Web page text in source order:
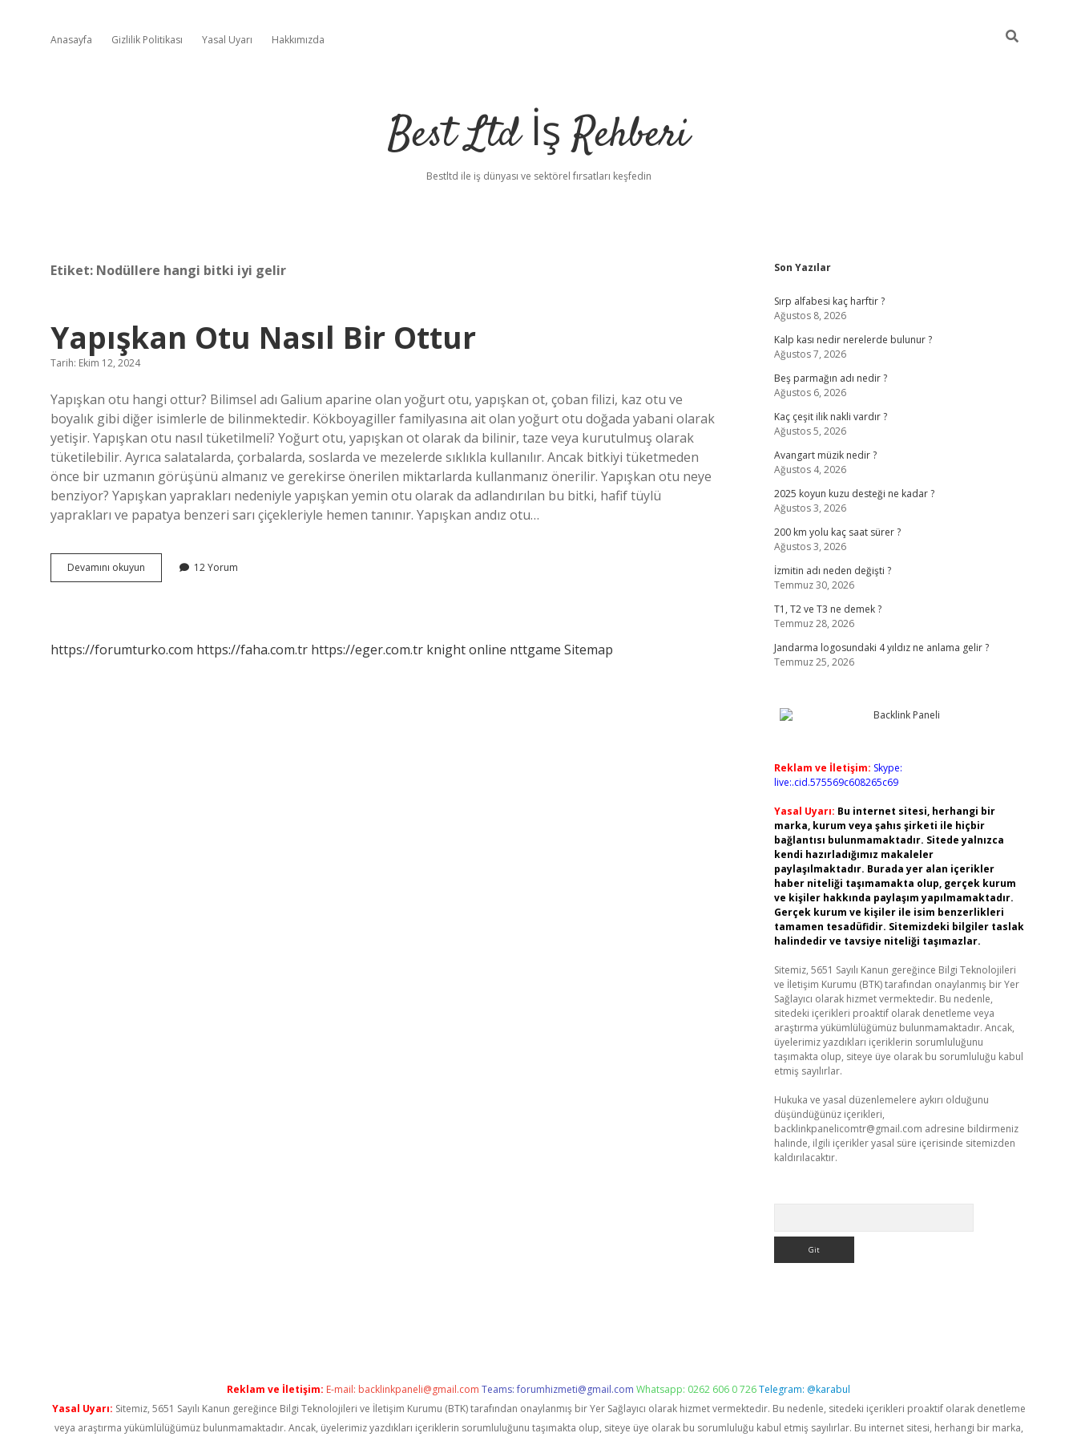
Anasayfa Gizlilik Politikası Yasal Uyarı Hakkımızda
Best Ltd İş Rehberi
Bestltd ile iş dünyası ve sektörel fırsatları keşfedin
Etiket: Nodüllere hangi bitki iyi gelir
Yapışkan Otu Nasıl Bir Ottur
Tarih: Ekim 12, 2024
Yapışkan otu hangi ottur? Bilimsel adı Galium aparine olan yoğurt otu, yapışkan ot, çoban filizi, kaz otu ve
boyalık gibi diğer isimlerle de bilinmektedir. Kökboyagiller familyasına ait olan yoğurt otu doğada yabani olarak
yetişir. Yapışkan otu nasıl tüketilmeli? Yoğurt otu, yapışkan ot olarak da bilinir, taze veya kurutulmuş olarak
tüketilebilir. Ayrıca salatalarda, çorbalarda, soslarda ve mezelerde sıklıkla kullanılır. Ancak bitkiyi tüketmeden
önce bir uzmanın görüşünü almanız ve gerekirse önerilen miktarlarda kullanmanız önerilir. Yapışkan otu neye
benziyor? Yapışkan yaprakları nedeniyle yapışkan yemin otu olarak da adlandırılan bu bitki, hafif tüylü
yaprakları ve papatya benzeri sarı çiçekleriyle hemen tanınır. Yapışkan andız otu…
Devamını okuyun Yapışkan
Otu
12 Yorum
https://forumturko.com https://faha.com.tr https://eger.com.tr knight online nttgame Sitemap
Sidebar
Son Yazılar
Sırp alfabesi kaç harftir ?
Ağustos 8, 2026
Kalp kası nedir nerelerde bulunur ?
Ağustos 7, 2026
Beş parmağın adı nedir ?
Ağustos 6, 2026
Kaç çeşit ilik nakli vardır ?
Ağustos 5, 2026
Avangart müzik nedir ?
Ağustos 4, 2026
2025 koyun kuzu desteği ne kadar ?
Ağustos 3, 2026
200 km yolu kaç saat sürer ?
Ağustos 3, 2026
İzmitin adı neden değişti ?
Temmuz 30, 2026
T1, T2 ve T3 ne demek ?
Temmuz 28, 2026
Jandarma logosundaki 4 yıldız ne anlama gelir ?
Temmuz 25, 2026
Reklam ve İletişim: Skype:
live:.cid.575569c608265c69
Yasal Uyarı: Bu internet sitesi, herhangi bir
marka, kurum veya şahıs şirketi ile hiçbir
bağlantısı bulunmamaktadır. Sitede yalnızca
kendi hazırladığımız makaleler
paylaşılmaktadır. Burada yer alan içerikler
haber niteliği taşımamakta olup, gerçek kurum
ve kişiler hakkında paylaşım yapılmamaktadır.
Gerçek kurum ve kişiler ile isim benzerlikleri
tamamen tesadüfidir. Sitemizdeki bilgiler taslak
halindedir ve tavsiye niteliği taşımazlar.
Sitemiz, 5651 Sayılı Kanun gereğince Bilgi Teknolojileri
ve İletişim Kurumu (BTK) tarafından onaylanmış bir Yer
Sağlayıcı olarak hizmet vermektedir. Bu nedenle,
sitedeki içerikleri proaktif olarak denetleme veya
araştırma yükümlülüğümüz bulunmamaktadır. Ancak,
üyelerimiz yazdıkları içeriklerin sorumluluğunu
taşımakta olup, siteye üye olarak bu sorumluluğu kabul
etmiş sayılırlar.
Hukuka ve yasal düzenlemelere aykırı olduğunu
düşündüğünüz içerikleri,
backlinkpanelicomtr@gmail.com adresine bildirmeniz
halinde, ilgili içerikler yasal süre içerisinde sitemizden
kaldırılacaktır.
Reklam ve İletişim: E-mail: backlinkpaneli@gmail.com Teams:forumhizmeti@gmail.com Whatsapp: 0262 606 0 726Telegram: @karabul
Yasal Uyarı: Sitemiz, 5651 Sayılı Kanun gereğince Bilgi Teknolojileri ve İletişim Kurumu (BTK) tarafından onaylanmış bir Yer Sağlayıcı olarak hizmet vermektedir. Bu nedenle, sitedeki içerikleri proaktif olarak denetleme
veya araştırma yükümlülüğümüz bulunmamaktadır. Ancak, üyelerimiz yazdıkları içeriklerin sorumluluğunu taşımakta olup, siteye üye olarak bu sorumluluğu kabul etmiş sayılırlar. Bu internet sitesi, herhangi bir marka,